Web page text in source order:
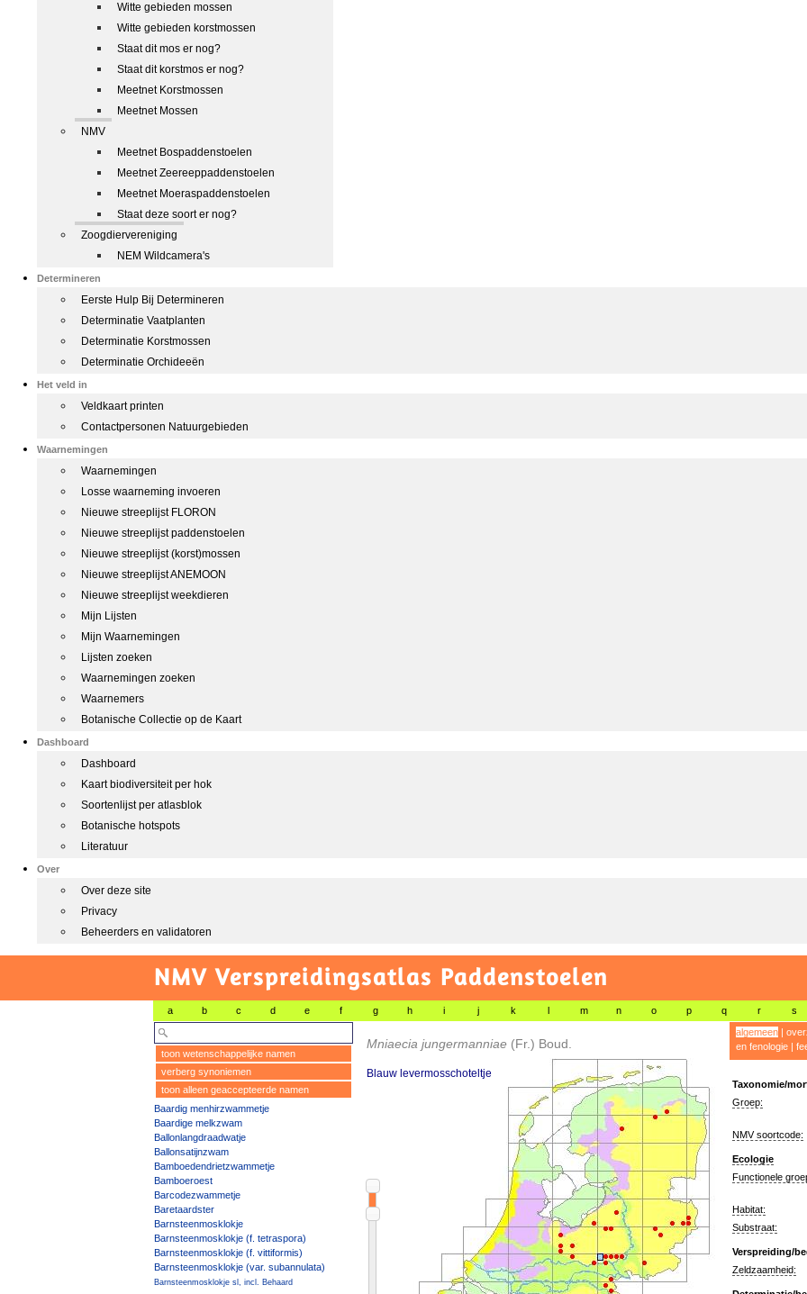
Witte gebieden mossen
Witte gebieden korstmossen
Staat dit mos er nog?
Staat dit korstmos er nog?
Meetnet Korstmossen
Meetnet Mossen
NMV
Meetnet Bospaddenstoelen
Meetnet Zeereeppaddenstoelen
Meetnet Moeraspaddenstoelen
Staat deze soort er nog?
Zoogdiervereniging
NEM Wildcamera's
Determineren
Eerste Hulp Bij Determineren
Determinatie Vaatplanten
Determinatie Korstmossen
Determinatie Orchideeën
Het veld in
Veldkaart printen
Contactpersonen Natuurgebieden
Waarnemingen
Waarnemingen
Losse waarneming invoeren
Nieuwe streeplijst FLORON
Nieuwe streeplijst paddenstoelen
Nieuwe streeplijst (korst)mossen
Nieuwe streeplijst ANEMOON
Nieuwe streeplijst weekdieren
Mijn Lijsten
Mijn Waarnemingen
Lijsten zoeken
Waarnemingen zoeken
Waarnemers
Botanische Collectie op de Kaart
Dashboard
Dashboard
Kaart biodiversiteit per hok
Soortenlijst per atlasblok
Botanische hotspots
Literatuur
Over
Over deze site
Privacy
Beheerders en validatoren
NMV Verspreidingsatlas Paddenstoelen
a b c d e f g h i j k l m n o p q r s
toon wetenschappelijke namen
verberg synoniemen
toon alleen geaccepteerde namen
Baardig menhirzwammetje
Baardige melkzwam
Ballonlangdraadwatje
Ballonsatijnzwam
Bamboedendrietzwammetje
Bamboeroest
Barcodezwammetje
Baretaardster
Barnsteenmosklokje
Barnsteenmosklokje (f. tetraspora)
Barnsteenmosklokje (f. vittiformis)
Barnsteenmosklokje (var. subannulata)
Barnsteenmosklokje sl, incl. Behaard
Mniaecia jungermanniae (Fr.) Boud.
Blauw levermosschoteltje
algemeen|
en fenologie|
Taxonomie/
Groep:
NMV soortcode:
Ecologie
Functionele
Habitat:
Substraat:
Verspreiding/
Zeldzaamheid: